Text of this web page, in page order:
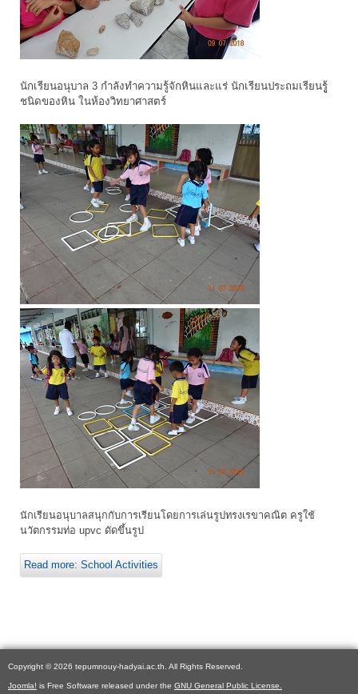
นักเรียนอนุบาล 3 กำลังทำความรู้จักหินและแร่ นักเรียนประถมเรียนรูู้
ชนิดของหิน ในห้องวิทยาศาสตร์
นักเรียนอนุบาลสนุกกับการเรียนโดยการเล่นรูปทรงเรขาคณิต ครูใช้
นวัตกรรมท่อ upvc ดัดขึ้นรูป
Read more: School Activities
Copyright © 2026 tepumnouy-hadyai.ac.th. All Rights Reserved.
Joomla! is Free Software released under the GNU General Public License.